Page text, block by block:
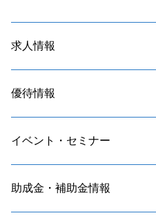
求人情報
優待情報
イベント・セミナー
助成金・補助金情報